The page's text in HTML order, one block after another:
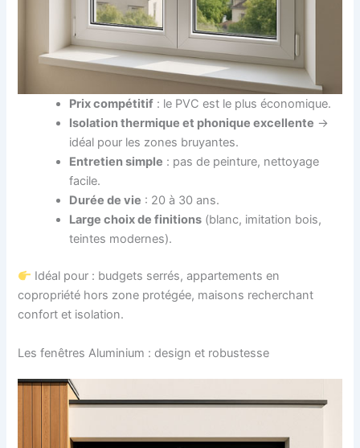
Prix compétitif : le PVC est le plus économique.
Isolation thermique et phonique excellente →
idéal pour les zones bruyantes.
Entretien simple : pas de peinture, nettoyage
facile.
Durée de vie : 20 à 30 ans.
Large choix de finitions (blanc, imitation bois,
teintes modernes).
Idéal pour : budgets serrés, appartements en
copropriété hors zone protégée, maisons recherchant
confort et isolation.
Les fenêtres Aluminium : design et robustesse